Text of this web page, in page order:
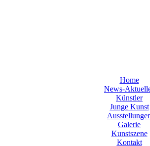
Home
News-
Künstler
Junge Kunst
Galerie
Kunstszene
Kontakt